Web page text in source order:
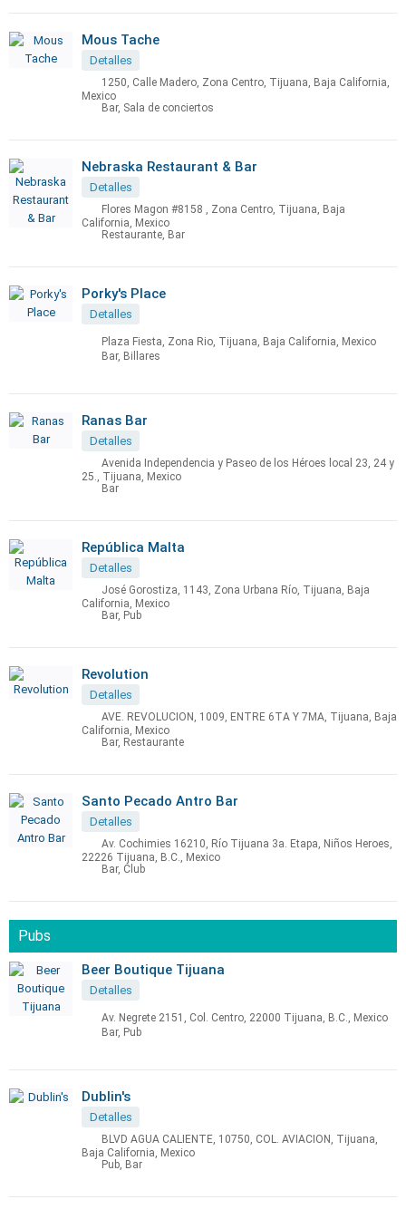
Mous Tache
Detalles
1250, Calle Madero, Zona Centro, Tijuana, Baja California,
Mexico
Bar, Sala de conciertos
Nebraska Restaurant & Bar
Detalles
Flores Magon #8158 , Zona Centro, Tijuana, Baja
California, Mexico
Restaurante, Bar
Porky's Place
Detalles
Plaza Fiesta, Zona Rio, Tijuana, Baja California, Mexico
Bar, Billares
Ranas Bar
Detalles
Avenida Independencia y Paseo de los Héroes local 23, 24 y
25., Tijuana, Mexico
Bar
República Malta
Detalles
José Gorostiza, 1143, Zona Urbana Río, Tijuana, Baja
California, Mexico
Bar, Pub
Revolution
Detalles
AVE. REVOLUCION, 1009, ENTRE 6TA Y 7MA, Tijuana, Baja
California, Mexico
Bar, Restaurante
Santo Pecado Antro Bar
Detalles
Av. Cochimies 16210, Río Tijuana 3a. Etapa, Niños Heroes,
22226 Tijuana, B.C., Mexico
Bar, Club
Pubs
Beer Boutique Tijuana
Detalles
Av. Negrete 2151, Col. Centro, 22000 Tijuana, B.C., Mexico
Bar, Pub
Dublin's
Detalles
BLVD AGUA CALIENTE, 10750, COL. AVIACION, Tijuana,
Baja California, Mexico
Pub, Bar